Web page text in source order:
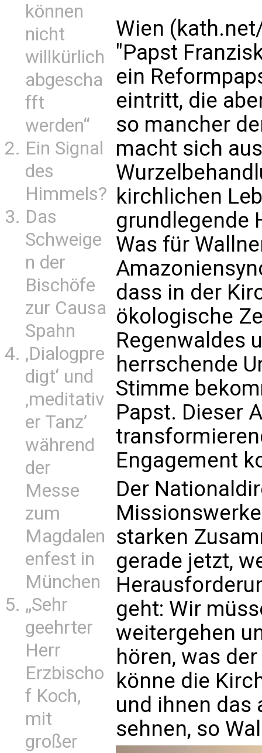
können
nicht
willkürlich
abgescha
fft
werden“
Ein Signal
des
Himmels?
Das
Schweige
n der
Bischöfe
zur Causa
Spahn
‚Dialogpre
digt‘ und
‚meditativ
er Tanz’
während
der
Messe
zum
Magdalen
enfest in
München
„Sehr
geehrter
Herr
Erzbischo
f Koch,
mit
großer
Wien
"Papst
ein
eintritt, die
so mancher
macht sich
kirchlichen
grundlegende
Was für
dass in der
ökologische
Regenwaldes
herrschende
Stimme
Papst. Dieser
Engagement
Der
starken
gerade jetzt,
geht: Wir
weitergehen
hören, was
könne die
und ihnen das
sehnen, so